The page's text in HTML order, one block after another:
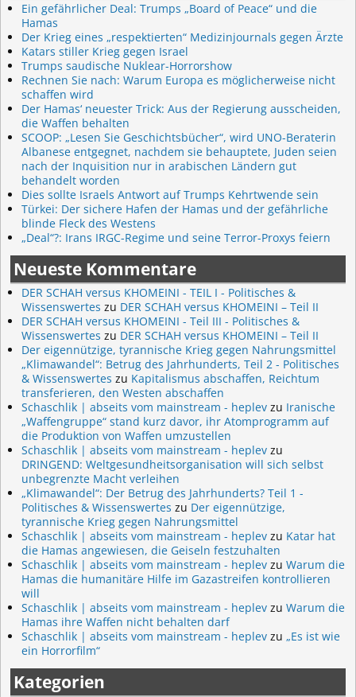
Ein gefährlicher Deal: Trumps „Board of Peace“ und die
Hamas
Der Krieg eines „respektierten“ Medizinjournals gegen Ärzte
Katars stiller Krieg gegen Israel
Trumps saudische Nuklear-Horrorshow
Rechnen Sie nach: Warum Europa es möglicherweise nicht
schaffen wird
Der Hamas‘ neuester Trick: Aus der Regierung ausscheiden,
die Waffen behalten
SCOOP: „Lesen Sie Geschichtsbücher“, wird UNO-Beraterin
Albanese entgegnet, nachdem sie behauptete, Juden seien
nach der Inquisition nur in arabischen Ländern gut
behandelt worden
Dies sollte Israels Antwort auf Trumps Kehrtwende sein
Türkei: Der sichere Hafen der Hamas und der gefährliche
blinde Fleck des Westens
„Deal“?: Irans IRGC-Regime und seine Terror-Proxys feiern
Neueste Kommentare
DER SCHAH versus KHOMEINI - TEIL I - Politisches &
Wissenswertes zu DER SCHAH versus KHOMEINI – Teil II
DER SCHAH versus KHOMEINI - Teil III - Politisches &
Wissenswertes zu DER SCHAH versus KHOMEINI – Teil II
Der eigennützige, tyrannische Krieg gegen Nahrungsmittel
„Klimawandel“: Betrug des Jahrhunderts, Teil 2 - Politisches
& Wissenswertes zu Kapitalismus abschaffen, Reichtum
transferieren, den Westen abschaffen
Schaschlik | abseits vom mainstream - heplev zu Iranische
„Waffengruppe“ stand kurz davor, ihr Atomprogramm auf
die Produktion von Waffen umzustellen
Schaschlik | abseits vom mainstream - heplev zu
DRINGEND: Weltgesundheitsorganisation will sich selbst
unbegrenzte Macht verleihen
„Klimawandel“: Der Betrug des Jahrhunderts? Teil 1 -
Politisches & Wissenswertes zu Der eigennützige,
tyrannische Krieg gegen Nahrungsmittel
Schaschlik | abseits vom mainstream - heplev zu Katar hat
die Hamas angewiesen, die Geiseln festzuhalten
Schaschlik | abseits vom mainstream - heplev zu Warum die
Hamas die humanitäre Hilfe im Gazastreifen kontrollieren
will
Schaschlik | abseits vom mainstream - heplev zu Warum die
Hamas ihre Waffen nicht behalten darf
Schaschlik | abseits vom mainstream - heplev zu „Es ist wie
ein Horrorfilm“
Kategorien